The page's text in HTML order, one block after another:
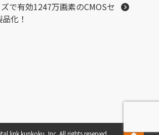
で有効1247万画素のCMOSセ
化！
link kunkoku, Inc. All rights reserved.